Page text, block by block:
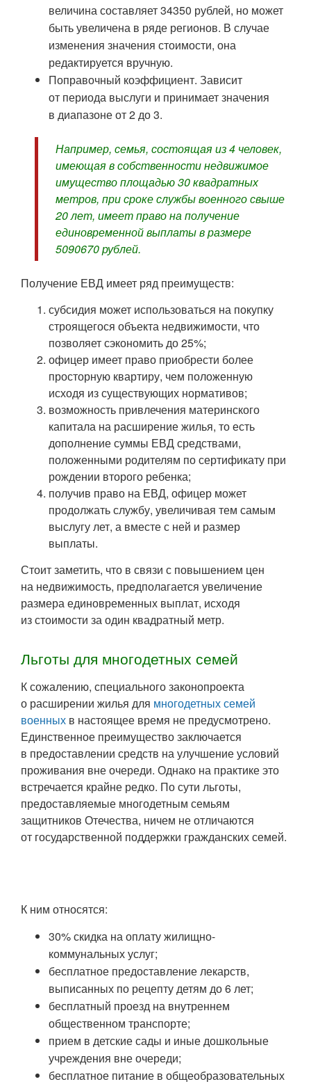
величина составляет 34350 рублей, но может
быть увеличена в ряде регионов. В случае
изменения значения стоимости, она
редактируется вручную.
Поправочный коэффициент. Зависит
от периода выслуги и принимает значения
в диапазоне от 2 до 3.
Например, семья, состоящая из 4 человек,
имеющая в собственности недвижимое
имущество площадью 30 квадратных
метров, при сроке службы военного свыше
20 лет, имеет право на получение
единовременной выплаты в размере
5090670 рублей.
Получение ЕВД имеет ряд преимуществ:
субсидия может использоваться на покупку
строящегося объекта недвижимости, что
позволяет сэкономить до 25%;
офицер имеет право приобрести более
просторную квартиру, чем положенную
исходя из существующих нормативов;
возможность привлечения материнского
капитала на расширение жилья, то есть
дополнение суммы ЕВД средствами,
положенными родителям по сертификату при
рождении второго ребенка;
получив право на ЕВД, офицер может
продолжать службу, увеличивая тем самым
выслугу лет, а вместе с ней и размер
выплаты.
Стоит заметить, что в связи с повышением цен
на недвижимость, предполагается увеличение
размера единовременных выплат, исходя
из стоимости за один квадратный метр.
Льготы для многодетных семей
К сожалению, специального законопроекта
о расширении жилья для многодетных семей
военных в настоящее время не предусмотрено.
Единственное преимущество заключается
в предоставлении средств на улучшение условий
проживания вне очереди. Однако на практике это
встречается крайне редко. По сути льготы,
предоставляемые многодетным семьям
защитников Отечества, ничем не отличаются
от государственной поддержки гражданских семей.
К ним относятся:
30% скидка на оплату жилищно-
коммунальных услуг;
бесплатное предоставление лекарств,
выписанных по рецепту детям до 6 лет;
бесплатный проезд на внутреннем
общественном транспорте;
прием в детские сады и иные дошкольные
учреждения вне очереди;
бесплатное питание в общеобразовательных